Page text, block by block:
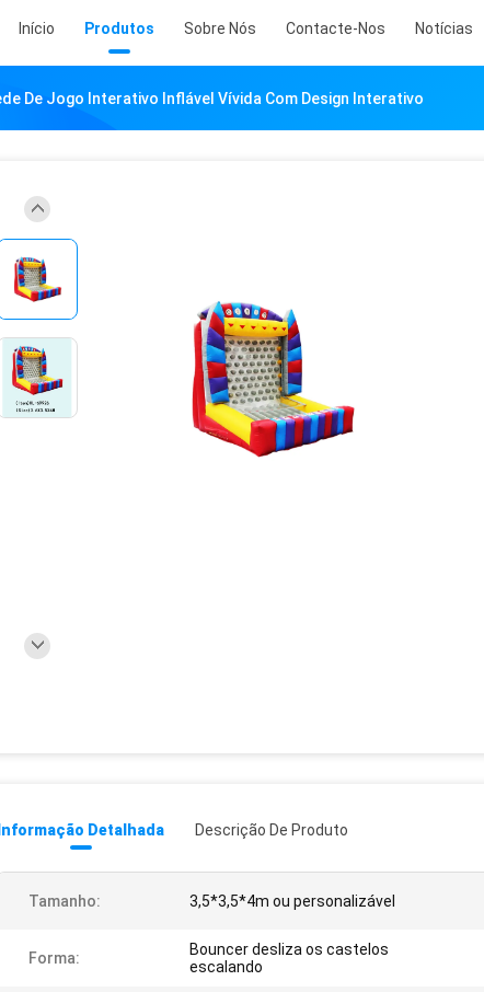
Início Produtos Sobre Nós Contacte-Nos Notícias
De Jogo Interativo Inflável Vívida Com Design Interativo
Informação Detalhada Descrição De Produto
Tamanho: 3,5*3,5*4m ou personalizável
Forma:
Bouncer desliza os castelos
escalando